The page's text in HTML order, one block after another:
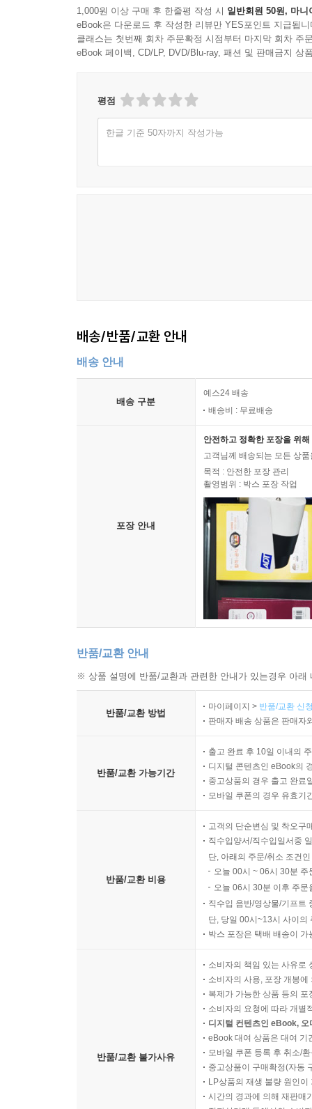
1,000원 이상 구매 후 한줄평 작성 시 일반회원 50원, 마니
eBook은 다운로드 후 작성한 리뷰만 YES포인트 지급됩니
클래스는 첫번째 회차 주문확정 시점부터 마지막 회차 주
eBook 페이백, CD/LP, DVD/Blu-ray, 패션 및 판매금지 상
평점
한글 기준 50자까지 작성가능
배송/반품/교환 안내
배송 안내
배송 구분
예스24 배송
배송비 : 무료배송
포장 안내
안전하고 정확한 포장을 위
고객님께 배송되는 모든 상
목적 : 안전한 포장 관리
촬영범위 : 박스 포장 작업
반품/교환 안내
※ 상품 설명에 반품/교환과 관련한 안내가 있는경우 아
반품/교환 방법
마이페이지 > 반품/교환 신
판매자 배송 상품은 판매자
반품/교환 가능기간
출고 완료 후 10일 이내의
디지털 콘텐츠인 eBook의
중고상품의 경우 출고 완료
모바일 쿠폰의 경우 유효기
반품/교환 비용
고객의 단순변심 및 착오구
직수입양서/직수입일서중
단, 아래의 주문/취소 조건
오늘 00시 ~ 06시 30분
오늘 06시 30분 이후 주
직수입 음반/영상물/기프트
단, 당일 00시~13시 사이의
박스 포장은 택배 배송이
반품/교환 불가사유
소비자의 책임 있는 사유로
소비자의 사용, 포장 개봉
복제가 가능한 상품 등의
소비자의 요청에 따라 개별
디지털 컨텐츠인 eBook,
eBook 대여 상품은 대여 기
모바일 쿠폰 등록 후 취소/
중고상품이 구매확정(자동
LP상품의 재생 불량 원인
시간의 경과에 의해 재판매